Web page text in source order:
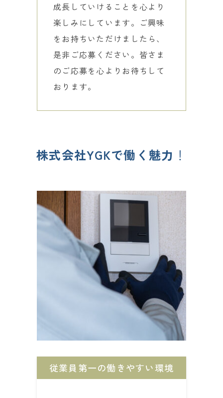
成長していけることを心より
楽しみにしています。ご興味
をお持ちいただけましたら、
是非ご応募ください。皆さま
のご応募を心よりお待ちして
おります。
株式会社YGKで働く魅力 ！
従業員第一の働きやすい環境